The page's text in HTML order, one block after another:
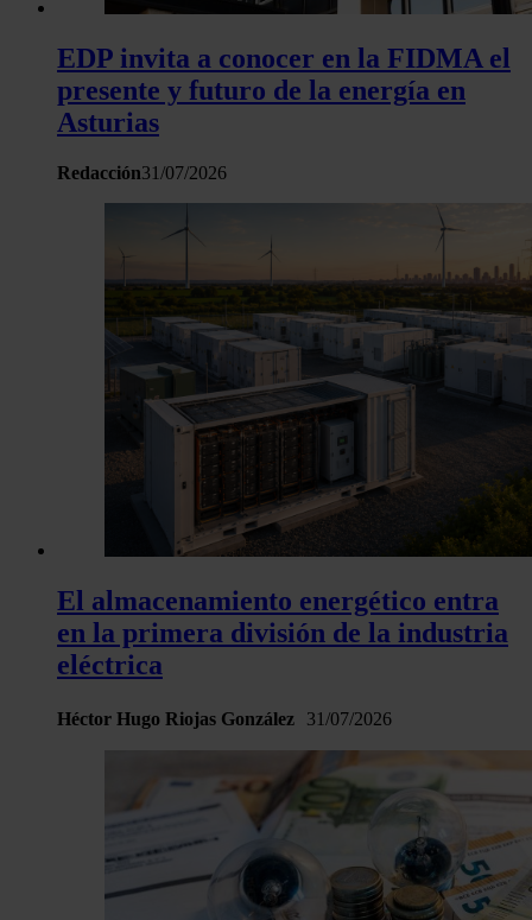
EDP invita a conocer en la FIDMA el
presente y futuro de la energía en
Asturias
Redacción31/07/2026
El almacenamiento energético entra
en la primera división de la industria
eléctrica
Héctor Hugo Riojas González 31/07/2026